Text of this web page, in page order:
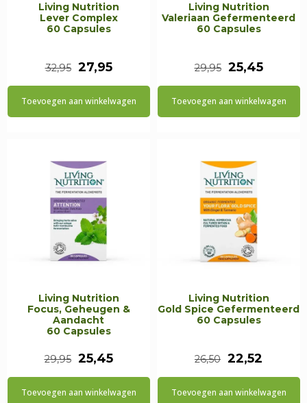
Living Nutrition
Lever Complex
60 Capsules
32,95 Oorspronkelijke
prijs
27,95Huidige
prijs
is:
Toevoegen aan winkelwagen
Living Nutrition
Valeriaan Gefermenteerd
60 Capsules
29,95
prijs
25,45
prijs
is:
Toevoegen aan winkelwagen
Living Nutrition
Focus, Geheugen &
Aandacht
60 Capsules
29,95 Oorspronkelijke
prijs
25,45Huidige
prijs
Toevoegen aan winkelwagen
Living Nutrition
Gold Spice Gefermenteerd
60 Capsules
26,50
prijs
22,52
prijs
Toevoegen aan winkelwagen